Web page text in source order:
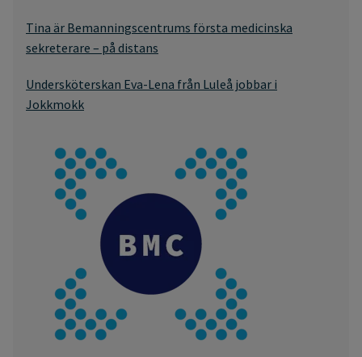
Tina är Bemanningscentrums första medicinska
sekreterare – på distans
Undersköterskan Eva-Lena från Luleå jobbar i
Jokkmokk